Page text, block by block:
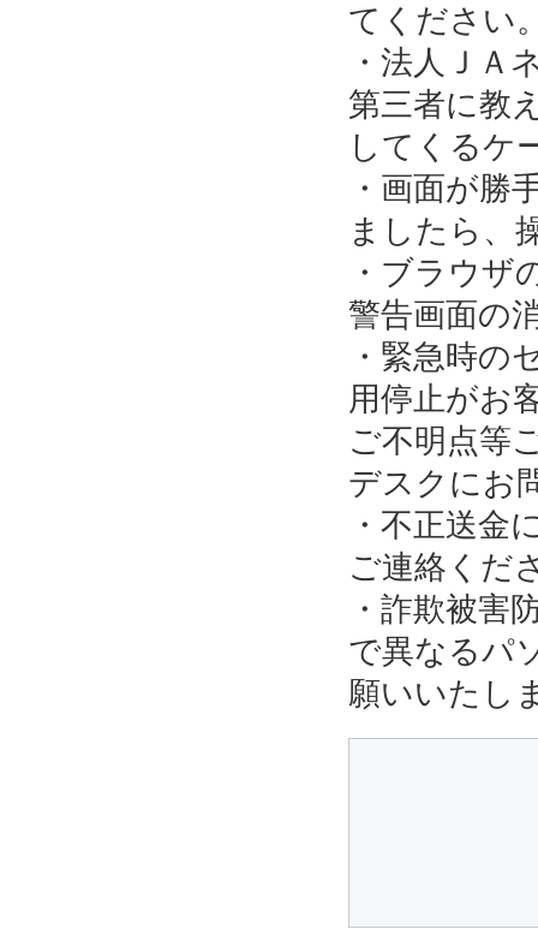
てください
・法人ＪＡ
第三者に教
してくるケ
・画面が勝
ましたら、
・ブラウザ
警告画面の
・緊急時の
用停止がお
ご不明点等
デスクにお
・不正送金
ご連絡くだ
・詐欺被害
で異なるパ
願いいたし